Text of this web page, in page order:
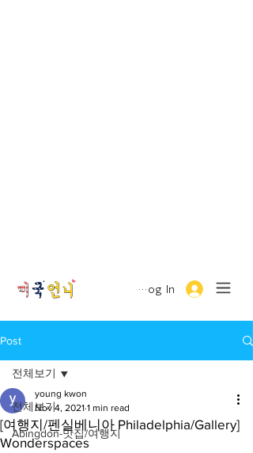
Log In
Post
전체보기
Abingdon-맛집/여행지
전체보기
[여행지/펜실베니아 Philadelphia/Gallery]
Wonderspaces
young kwon
Nov 4, 2021 1 min read